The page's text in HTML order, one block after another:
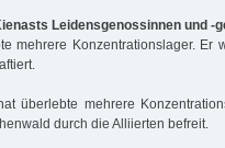
Leidensgenossinnen und -
mehrere Konzentrationslager. Er
überlebte mehrere
durch die Alliierten befreit.